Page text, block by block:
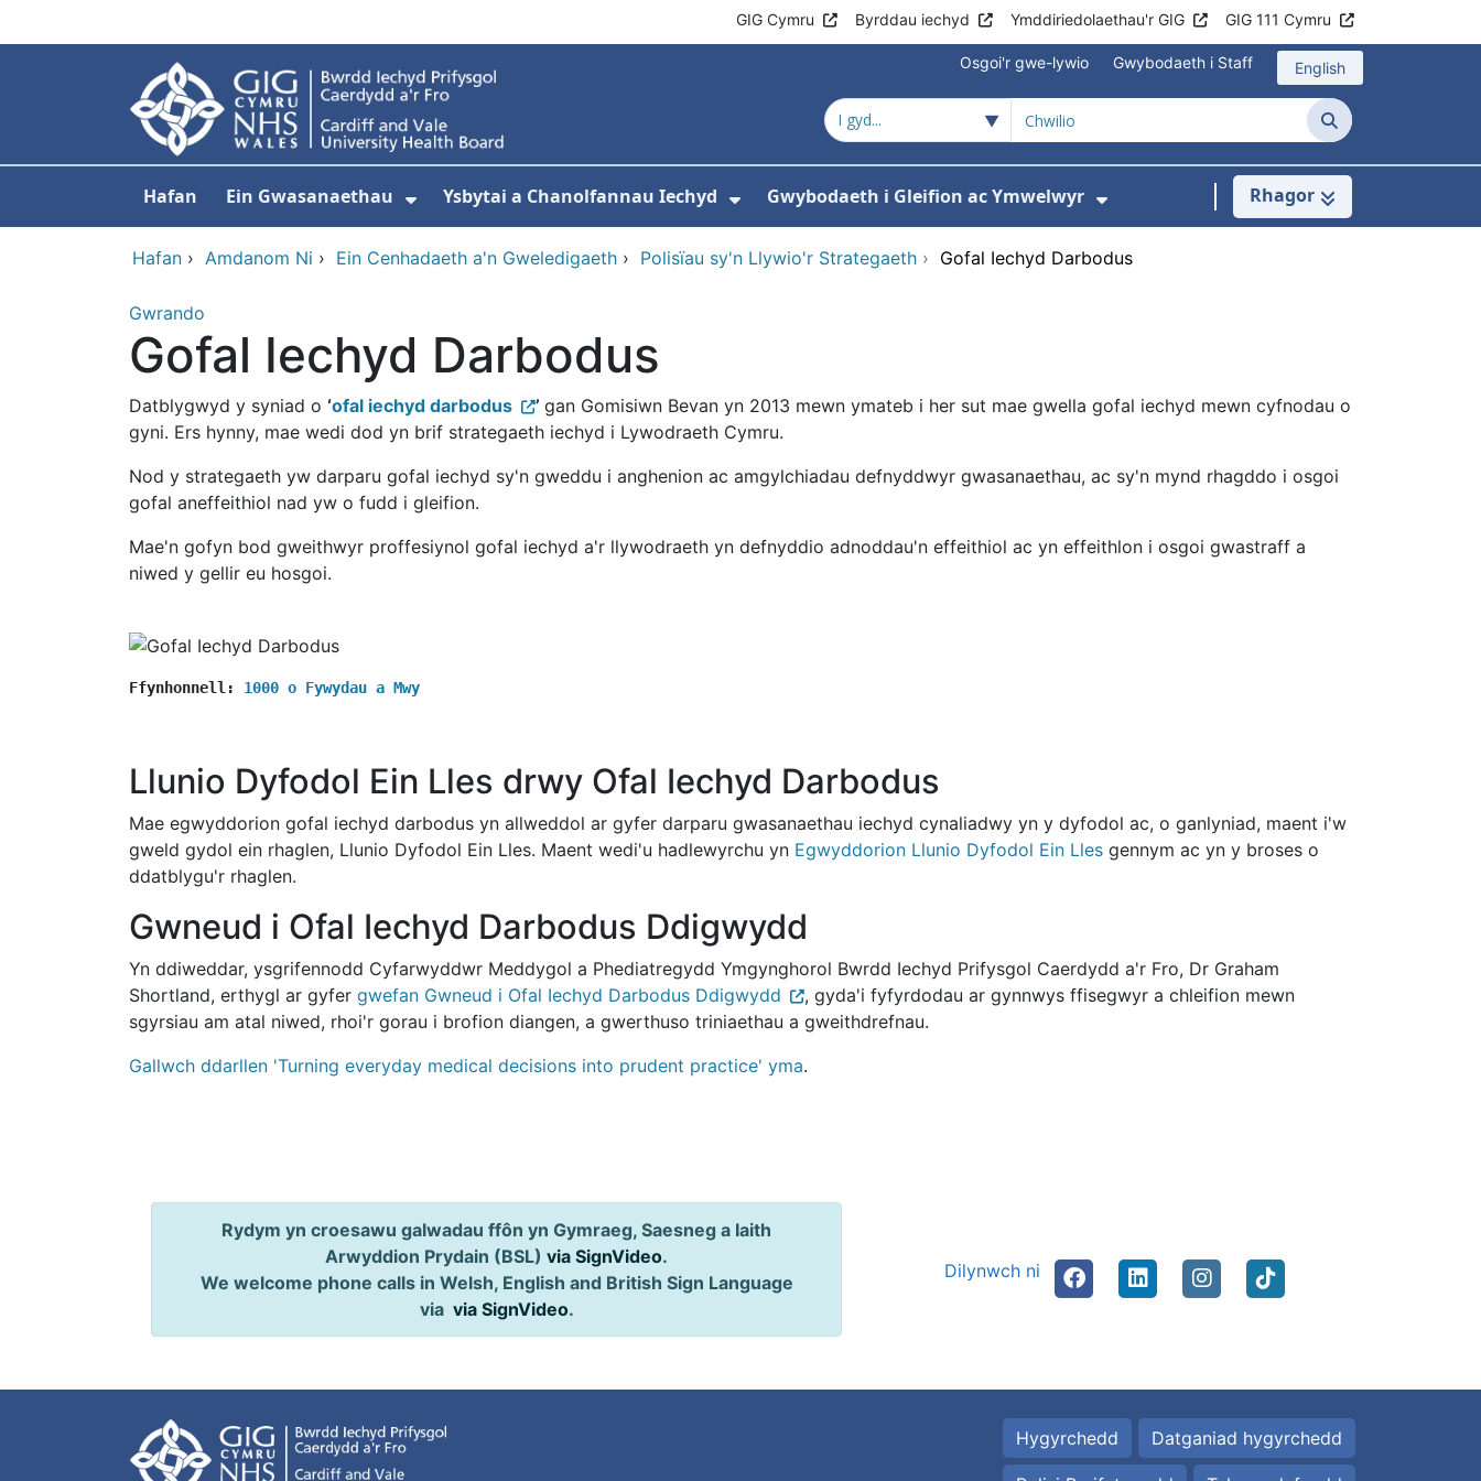
GIG Cymru Byrddau iechyd Ymddiriedolaethau'r GIG GIG 111 Cymru
Osgoi'r gwe-lywio Gwybodaeth i Staff English
Chwilio
Hafan Ein Gwasanaethau Ysbytai a Chanolfannau Iechyd
Dangos isddewislen ar gyfer Ysbytai a Chanolfannau Iechyd
Gwybodaeth i Gleifion ac Ymwelwyr
Dangos isddewislen ar gyfer
Rhagor
Hafan › Amdanom Ni › Ein Cenhadaeth a'n Gweledigaeth › Polisïau sy'n Llywio'r Strategaeth › Gofal Iechyd Darbodus
Gwrando
Gofal Iechyd Darbodus
Datblygwyd y syniad o ‘ofal iechyd darbodus ’ gan Gomisiwn Bevan yn 2013 mewn ymateb i her sut mae gwella gofal iechyd mewn cyfnodau o
gyni. Ers hynny, mae wedi dod yn brif strategaeth iechyd i Lywodraeth Cymru.
Nod y strategaeth yw darparu gofal iechyd sy'n gweddu i anghenion ac amgylchiadau defnyddwyr gwasanaethau, ac sy'n mynd rhagddo i osgoi
gofal aneffeithiol nad yw o fudd i gleifion.
Mae'n gofyn bod gweithwyr proffesiynol gofal iechyd a'r llywodraeth yn defnyddio adnoddau'n effeithiol ac yn effeithlon i osgoi gwastraff a
niwed y gellir eu hosgoi.
Ffynhonnell: 1000 o Fywydau a Mwy
Llunio Dyfodol Ein Lles drwy Ofal Iechyd Darbodus
Mae egwyddorion gofal iechyd darbodus yn allweddol ar gyfer darparu gwasanaethau iechyd cynaliadwy yn y dyfodol ac, o ganlyniad, maent i'w
gweld gydol ein rhaglen, Llunio Dyfodol Ein Lles. Maent wedi'u hadlewyrchu yn Egwyddorion Llunio Dyfodol Ein Lles gennym ac yn y broses o
ddatblygu'r rhaglen.
Gwneud i Ofal Iechyd Darbodus Ddigwydd
Yn ddiweddar, ysgrifennodd Cyfarwyddwr Meddygol a Phediatregydd Ymgynghorol Bwrdd Iechyd Prifysgol Caerdydd a'r Fro, Dr Graham
Shortland, erthygl ar gyfer gwefan Gwneud i Ofal Iechyd Darbodus Ddigwydd
, gyda'i fyfyrdodau ar gynnwys ffisegwyr a chleifion mewn
sgyrsiau am atal niwed, rhoi'r gorau i brofion diangen, a gwerthuso triniaethau a gweithdrefnau.
Gallwch ddarllen 'Turning everyday medical decisions into prudent practice' yma.
Rydym yn croesawu galwadau ffôn yn Gymraeg, Saesneg a Iaith
Arwyddion Prydain (BSL)via SignVideo.
We welcome phone calls in Welsh, English and British Sign Language
via via SignVideo.
Dilynwch ni
Hygyrchedd Datganiad hygyrchedd